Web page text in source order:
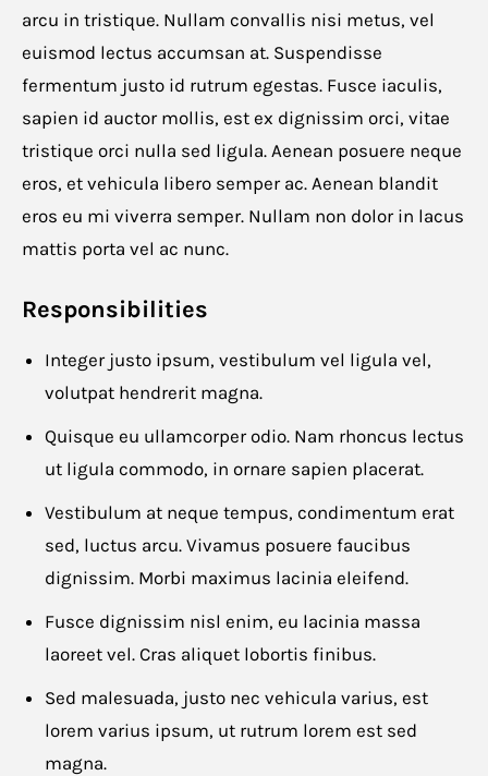
Apply for this job
First name*
Last name*
arcu in tristique. Nullam convallis nisi metus, vel
euismod lectus accumsan at. Suspendisse
fermentum justo id rutrum egestas. Fusce iaculis,
sapien id auctor mollis, est ex dignissim orci, vitae
tristique orci nulla sed ligula. Aenean posuere neque
eros, et vehicula libero semper ac. Aenean blandit
eros eu mi viverra semper. Nullam non dolor in lacus
mattis porta vel ac nunc.
Responsibilities
Integer justo ipsum, vestibulum vel ligula vel,
volutpat hendrerit magna.
Quisque eu ullamcorper odio. Nam rhoncus lectus
ut ligula commodo, in ornare sapien placerat.
Vestibulum at neque tempus, condimentum erat
sed, luctus arcu. Vivamus posuere faucibus
dignissim. Morbi maximus lacinia eleifend.
Fusce dignissim nisl enim, eu lacinia massa
laoreet vel. Cras aliquet lobortis finibus.
Sed malesuada, justo nec vehicula varius, est
lorem varius ipsum, ut rutrum lorem est sed
magna.